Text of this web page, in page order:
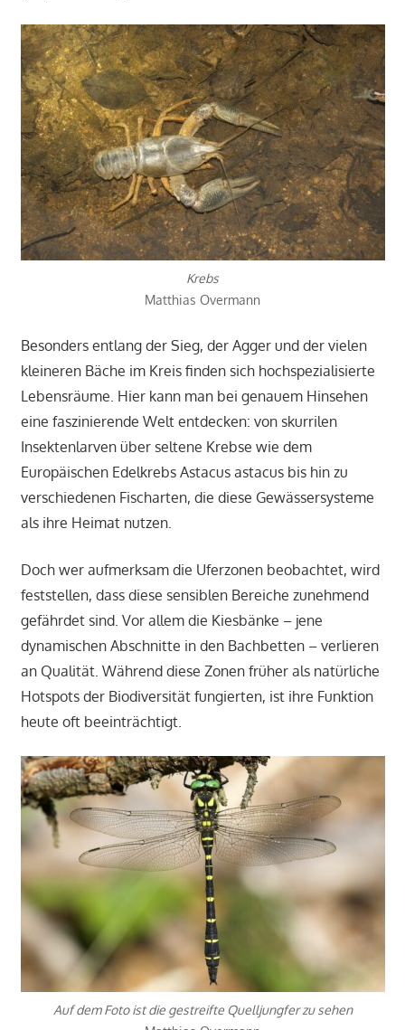
Krebs
Matthias Overmann
Besonders entlang der Sieg, der Agger und der vielen
kleineren Bäche im Kreis finden sich hochspezialisierte
Lebensräume. Hier kann man bei genauem Hinsehen
eine faszinierende Welt entdecken: von skurrilen
Insektenlarven über seltene Krebse wie dem
Europäischen Edelkrebs Astacus astacus bis hin zu
verschiedenen Fischarten, die diese Gewässersysteme
als ihre Heimat nutzen.
Doch wer aufmerksam die Uferzonen beobachtet, wird
feststellen, dass diese sensiblen Bereiche zunehmend
gefährdet sind. Vor allem die Kiesbänke – jene
dynamischen Abschnitte in den Bachbetten – verlieren
an Qualität. Während diese Zonen früher als natürliche
Hotspots der Biodiversität fungierten, ist ihre Funktion
heute oft beeinträchtigt.
Auf dem Foto ist die gestreifte Quelljungfer zu sehen